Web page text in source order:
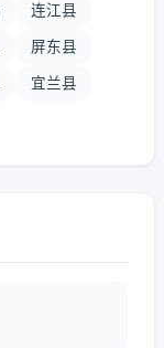
连江县
屏东县
宜兰县